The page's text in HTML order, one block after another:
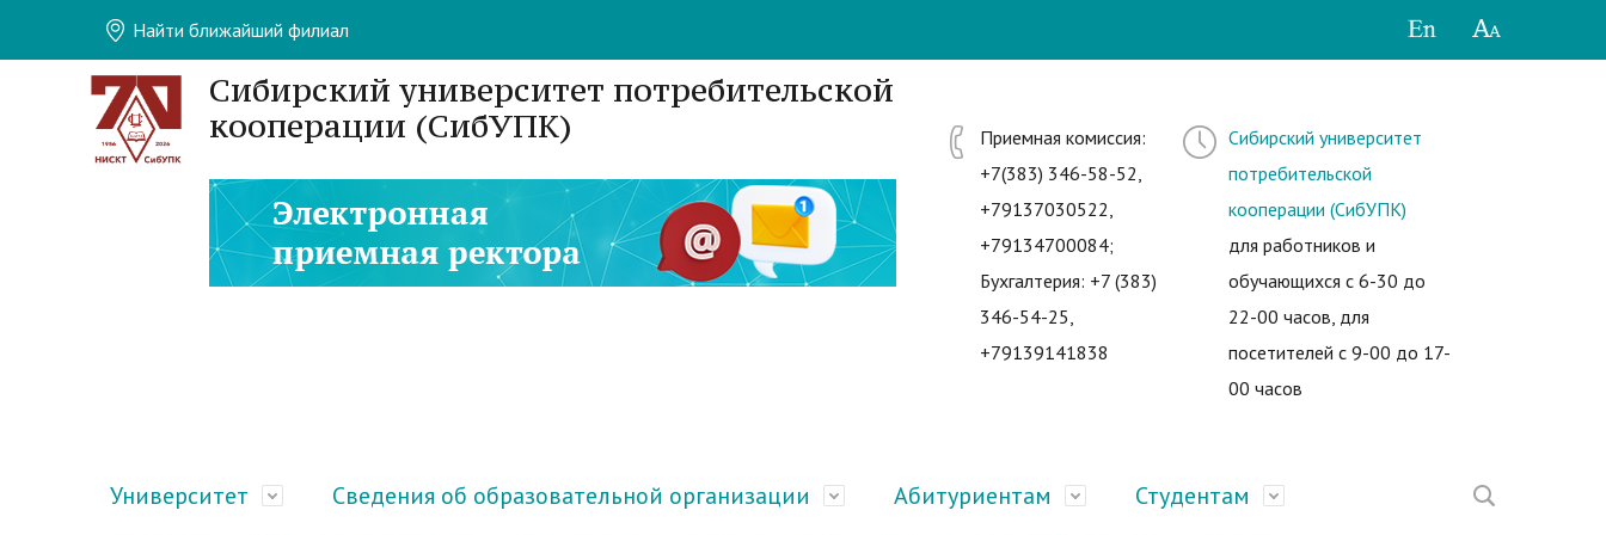
Найти ближайший филиал
Сибирский университет потребительской
кооперации (СибУПК)
Приемная комиссия:
+7(383) 346-58-52,
+79137030522,
+79134700084;
Бухгалтерия: +7 (383)
346-54-25,
+79139141838
Сибирский университет
потребительской
кооперации (СибУПК)
для работников и
обучающихся с 6-30 до
22-00 часов, для
посетителей с 9-00 до 17-
00 часов
Университет Сведения об образовательной организации Абитуриентам Студентам